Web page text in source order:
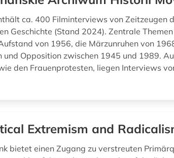
ca. 400 Filminterviews von Zeitzeugen
Geschichte (Stand 2024). Zentrale
von 1956, die Märzunruhen von
und Opposition zwischen 1945 und 1989.
den Frauenprotesten, liegen Interviews
Extremism and
bietet einen Zugang zu verstreuten